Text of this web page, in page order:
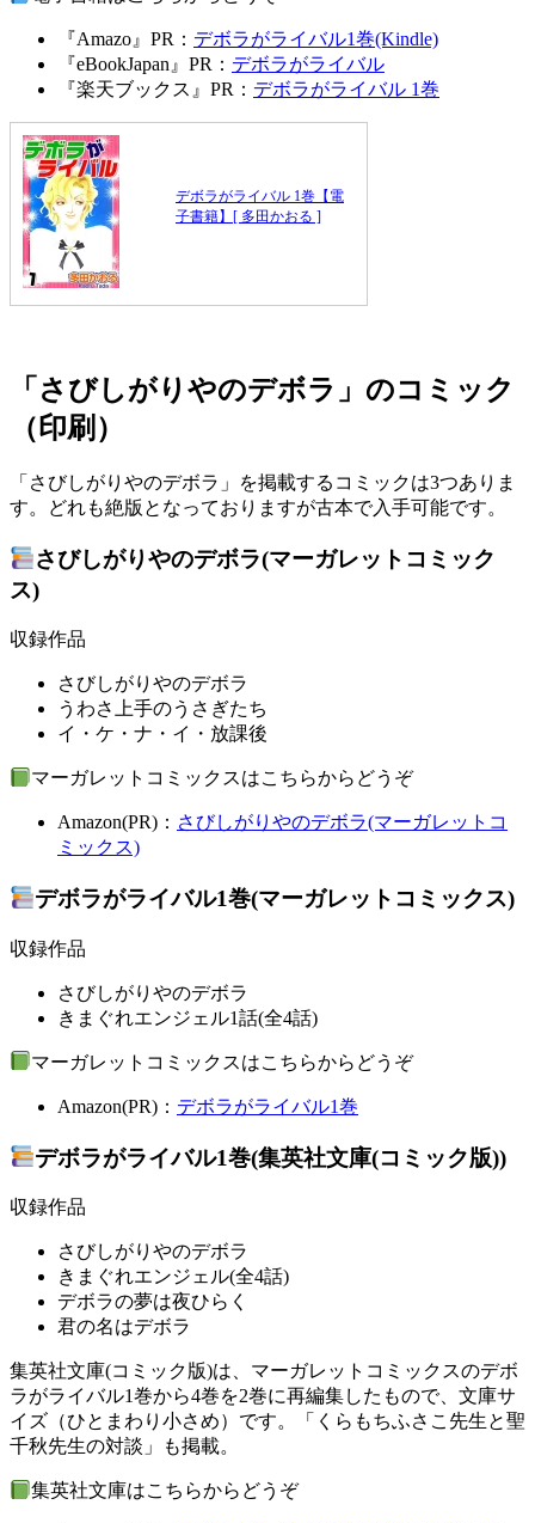
『Amazo』PR： デボラがライバル1巻(Kindle)
『eBookJapan』PR： デボラがライバル
『楽天ブックス』PR： デボラがライバル 1巻
デボラがライバル 1巻【電
子書籍】[ 多田かおる ]
「さびしがりやのデボラ」のコミック
（印刷）
「さびしがりやのデボラ」を掲載するコミックは3つありま
す。どれも絶版となっておりますが古本で入手可能です。
さびしがりやのデボラ(マーガレットコミック
ス)
収録作品
さびしがりやのデボラ
うわさ上手のうさぎたち
イ・ケ・ナ・イ・放課後
マーガレットコミックスはこちらからどうぞ
Amazon(PR)： さびしがりやのデボラ(マーガレットコ
ミックス)
デボラがライバル1巻(マーガレットコミックス)
収録作品
さびしがりやのデボラ
きまぐれエンジェル1話(全4話)
マーガレットコミックスはこちらからどうぞ
Amazon(PR)： デボラがライバル1巻
デボラがライバル1巻(集英社文庫(コミック版))
収録作品
さびしがりやのデボラ
きまぐれエンジェル(全4話)
デボラの夢は夜ひらく
君の名はデボラ
集英社文庫(コミック版)は、マーガレットコミックスのデボ
ラがライバル1巻から4巻を2巻に再編集したもので、文庫サ
イズ（ひとまわり小さめ）です。「くらもちふさこ先生と聖
千秋先生の対談」も掲載。
集英社文庫はこちらからどうぞ